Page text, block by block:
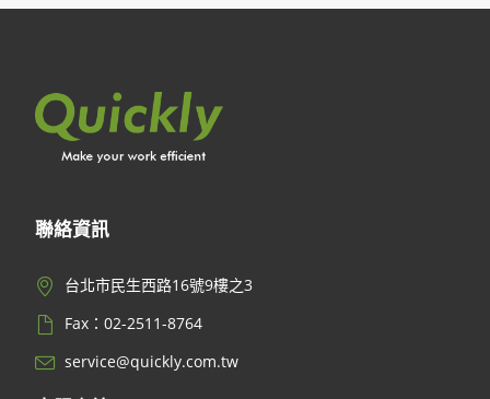
聯絡資訊
台北市民生西路16號9樓之3
Fax：02-2511-8764
service@quickly.com.tw